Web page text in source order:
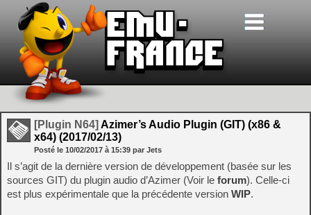
[Plugin N64] Azimer’s Audio Plugin (GIT) (x86 &
x64) (2017/02/13)
Posté le 10/02/2017 à 15:39 par Jets
Il s’agit de la dernière version de développement (basée sur les
sources GIT) du plugin audio d’Azimer (Voir le forum). Celle-ci
est plus expérimentale que la précédente version WIP.